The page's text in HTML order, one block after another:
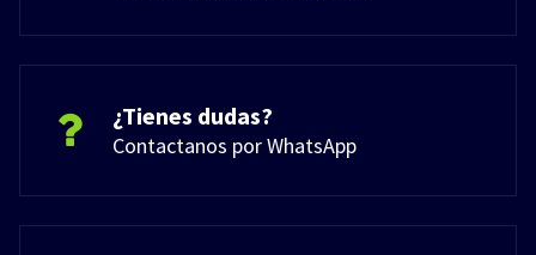
¿Tienes dudas?
Contactanos por WhatsApp